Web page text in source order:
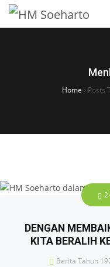
Home › Posts
DENGAN
KITA BERALIH
Berita Tahun